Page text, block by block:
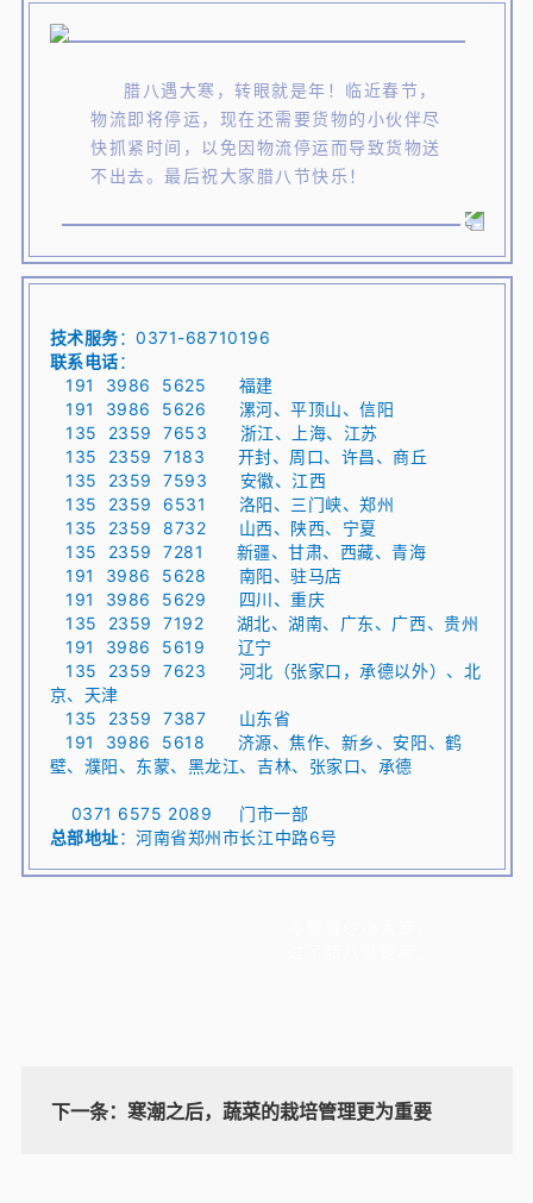
腊八遇大寒，转眼就是年！临近春节，
物流即将停运，现在还需要货物的小伙伴尽
快抓紧时间，以免因物流停运而导致货物送
不出去。最后祝大家腊八节快乐！
技术服务：0371-68710196
联系电话：
191 3986 5625 福建
191 3986 5626 漯河、平顶山、信阳
135 2359 7653 浙江、上海、江苏
135 2359 7183 开封、周口、许昌、商丘
135 2359 7593 安徽、江西
135 2359 6531 洛阳、三门峡、郑州
135 2359 8732 山西、陕西、宁夏
135 2359 7281 新疆、甘肃、西藏、青海
191 3986 5628 南阳、驻马店
191 3986 5629 四川、重庆
135 2359 7192 湖北、湖南、广东、广西、贵州
191 3986 5619 辽宁
135 2359 7623 河北（张家口，承德以外）、北
京、天津
135 2359 7387 山东省
191 3986 5618 济源、焦作、新乡、安阳、鹤
壁、濮阳、东蒙、黑龙江、吉林、张家口、承德
0371 6575 2089 门市一部
总部地址：河南省郑州市长江中路6号
下一条： 寒潮之后，蔬菜的栽培管理更为重要